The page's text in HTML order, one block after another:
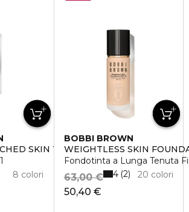
SKIN TINT
8 colori
BOBBI BROWN
WEIGHTLESS SKIN
Fondotinta a Lunga Tenuta
50,40 €
63,00 € 20 colori
4 2